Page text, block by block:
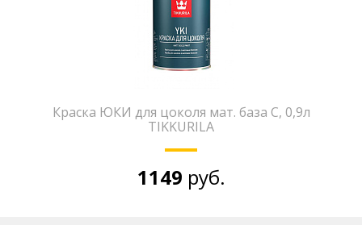
Краска ЮКИ для цоколя мат. база С, 0,9л
TIKKURILA
1149 руб.